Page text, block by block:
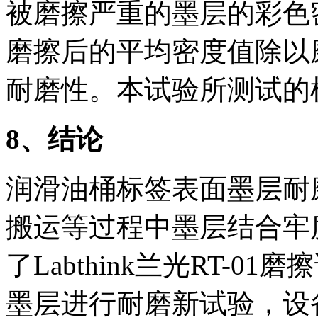
被磨擦严重的墨层的彩
磨擦后的平均密度值除
耐磨性。本试验所测试
8、结论
润滑油桶标签表面墨层
搬运等过程中墨层结合
了Labthink兰光RT-01磨
墨层进行耐磨新试验，